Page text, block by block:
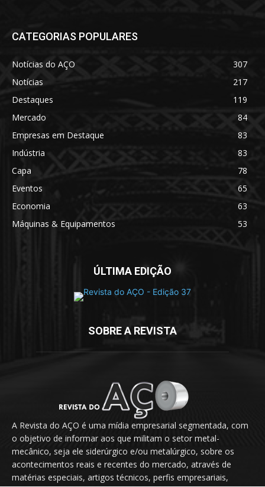
CATEGORIAS POPULARES
Notícias do AÇO
307
Notícias
217
Destaques
119
Mercado
84
Empresas em Destaque
83
Indústria
83
Capa
78
Eventos
65
Economia
63
Máquinas & Equipamentos
53
ÚLTIMA EDIÇÃO
SOBRE A REVISTA
A Revista do AÇO é uma mídia empresarial segmentada, com
o objetivo de informar aos que militam o setor metal-
mecânico, seja ele siderúrgico e/ou metalúrgico, sobre os
acontecimentos reais e recentes do mercado, através de
matérias especiais, artigos técnicos, perfis empresariais,